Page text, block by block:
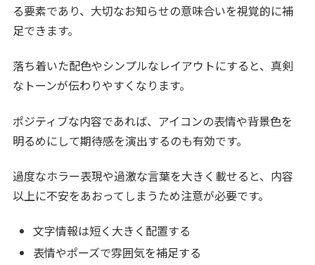
る要素であり、大切なお知らせの意味合いを視覚的に補
足できます。
落ち着いた配色やシンプルなレイアウトにすると、真剣
なトーンが伝わりやすくなります。
ポジティブな内容であれば、アイコンの表情や背景色を
明るめにして期待感を演出するのも有効です。
過度なホラー表現や過激な言葉を大きく載せると、内容
以上に不安をあおってしまうため注意が必要です。
文字情報は短く大きく配置する
表情やポーズで雰囲気を補足する